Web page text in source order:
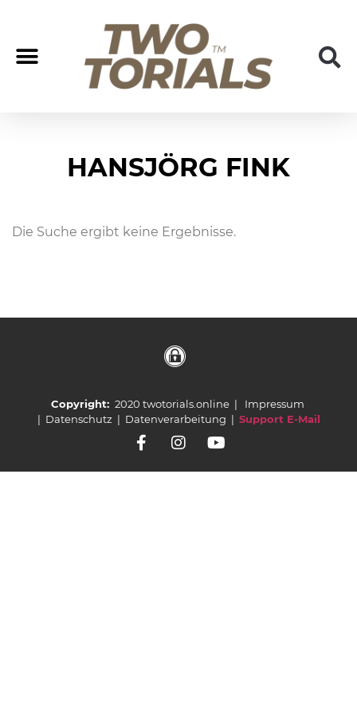
HANSJÖRG FINK
Die Suche ergibt keine Ergebnisse.
Copyright: 2020 twotorials.online | Impressum
| Datenschutz | Datenverarbeitung | Support E-Mail